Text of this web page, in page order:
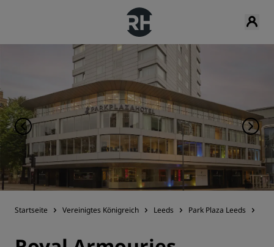
Startseite Vereinigtes Königreich Leeds Park Plaza Leeds